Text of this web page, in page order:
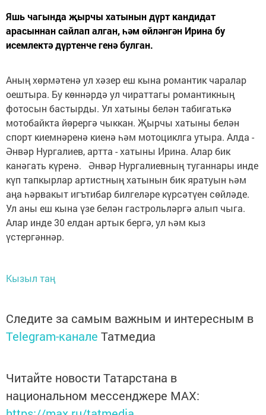
Яшь чагында җырчы хатынын дүрт кандидат
арасыннан сайлап алган, һәм өйләнгән Ирина бу
исемлектә дүртенче генә булган.
Аның хөрмәтенә ул хәзер еш кына романтик чаралар
оештыра. Бу көннәрдә ул чираттагы романтикның
фотосын бастырды. Ул хатыны белән табигатькә
мотобайкта йөрергә чыккан. Җырчы хатыны белән
спорт киемнәренә киенә һәм мотоциклга утыра. Алда -
Әнвәр Нургалиев, артта - хатыны Ирина. Алар бик
канәгать күренә. Әнвәр Нургалиевның туганнары инде
күп тапкырлар артистның хатынын бик яратуын һәм
аңа һәрвакыт игътибар билгеләре күрсәтүен сөйләде.
Ул аны еш кына үзе белән гастрольләргә алып чыга.
Алар инде 30 елдан артык бергә, ул һәм кыз
үстергәннәр.
Кызыл таң
Следите за самым важным и интересным в
Telegram-канале Татмедиа
Читайте новости Татарстана в
национальном мессенджере MАХ: